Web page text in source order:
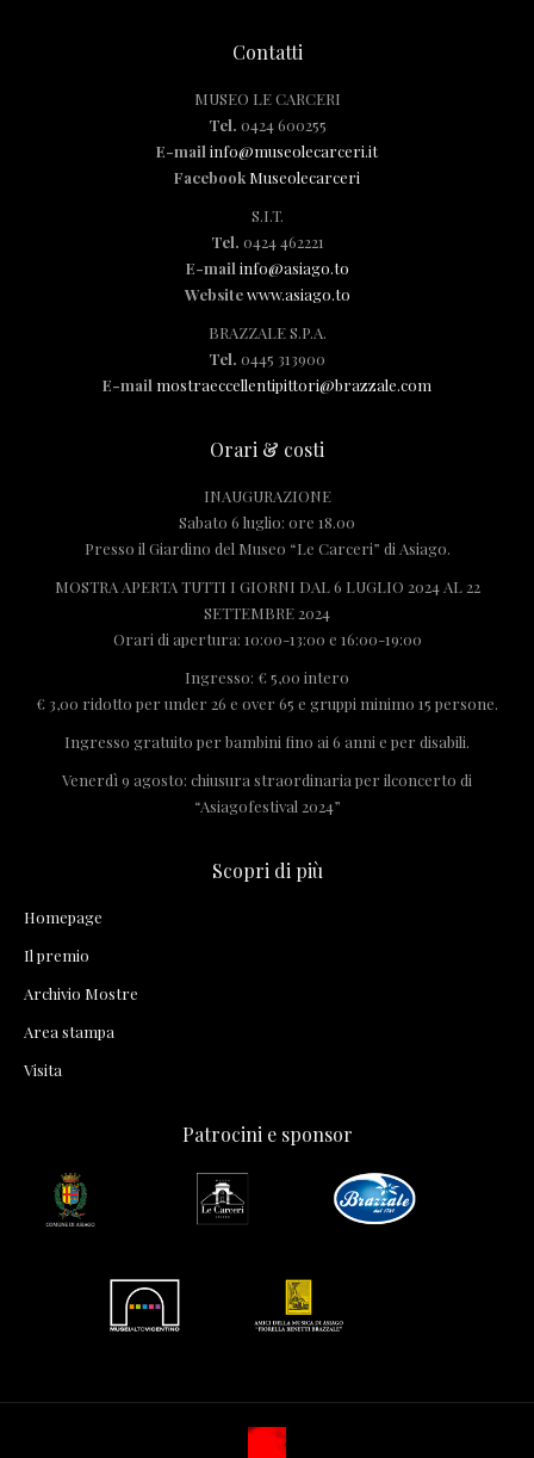
Contatti
MUSEO LE CARCERI
Tel. 0424 600255
E-mail info@museolecarceri.it
Facebook Museolecarceri
S.I.T.
Tel. 0424 462221
E-mail info@asiago.to
Website www.asiago.to
BRAZZALE S.P.A.
Tel. 0445 313900
E-mail mostraeccellentipittori@brazzale.com
Orari & costi
INAUGURAZIONE
Sabato 6 luglio: ore 18.00
Presso il Giardino del Museo “Le Carceri” di Asiago.
MOSTRA APERTA TUTTI I GIORNI DAL 6 LUGLIO 2024 AL 22
SETTEMBRE 2024
Orari di apertura: 10:00-13:00 e 16:00-19:00
Ingresso: € 5,00 intero
€ 3,00 ridotto per under 26 e over 65 e gruppi minimo 15 persone.
Ingresso gratuito per bambini fino ai 6 anni e per disabili.
Venerdì 9 agosto: chiusura straordinaria per ilconcerto di
“Asiagofestival 2024”
Scopri di più
Homepage
Il premio
Archivio Mostre
Area stampa
Visita
Patrocini e sponsor